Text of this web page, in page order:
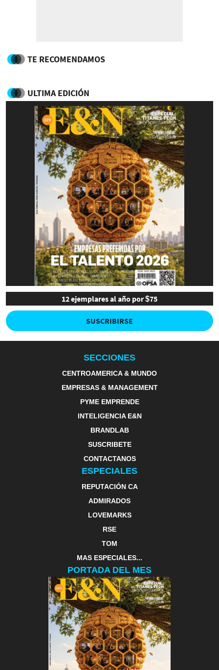
TE RECOMENDAMOS
ULTIMA EDICIÓN
12 ejemplares al año por $75
SUSCRIBIRSE
SECCIONES
CENTROAMERICA & MUNDO
EMPRESAS & MANAGEMENT
PYME EMPRENDE
INTELIGENCIA E&N
BRANDLAB
SUSCRIBETE
CONTACTANOS
ESPECIALES
REPUTACIÓN CA
ADMIRADOS
LOVEMARKS
RSE
TOM
MAS ESPECIALES...
PORTADA DEL MES